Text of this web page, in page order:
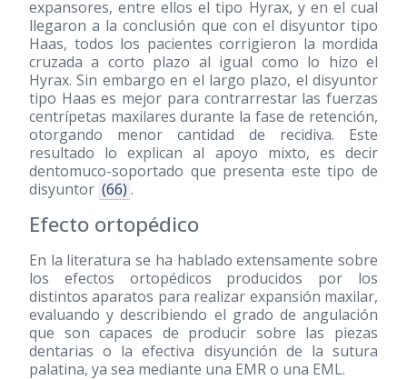
expansores, entre ellos el tipo Hyrax, y en el cual
llegaron a la conclusión que con el disyuntor tipo
Haas, todos los pacientes corrigieron la mordida
cruzada a corto plazo al igual como lo hizo el
Hyrax. Sin embargo en el largo plazo, el disyuntor
tipo Haas es mejor para contrarrestar las fuerzas
centrípetas maxilares durante la fase de retención,
otorgando menor cantidad de recidiva. Este
resultado lo explican al apoyo mixto, es decir
dentomuco-soportado que presenta este tipo de
disyuntor (66) .
Efecto ortopédico
En la literatura se ha hablado extensamente sobre
los efectos ortopédicos producidos por los
distintos aparatos para realizar expansión maxilar,
evaluando y describiendo el grado de angulación
que son capaces de producir sobre las piezas
dentarias o la efectiva disyunción de la sutura
palatina, ya sea mediante una EMR o una EML.